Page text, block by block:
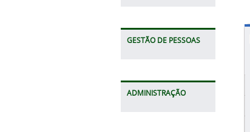
GESTÃO DE PESSOAS
ADMINISTRAÇÃO